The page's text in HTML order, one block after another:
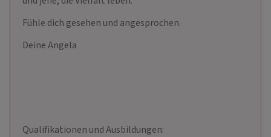
Fühle dich gesehen und angesprochen.
Deine Angela
Qualifikationen und Ausbildungen: